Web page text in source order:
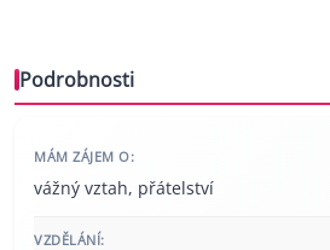
Podrobnosti
MÁM ZÁJEM O:
vážný vztah, přátelství
VZDĚLÁNÍ: